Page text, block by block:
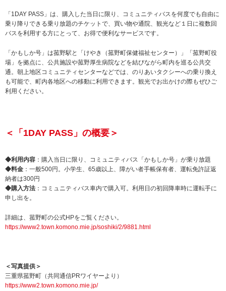
「1DAY PASS」は、購入した当日に限り、コミュニティバスを何度でも自由に
乗り降りできる乗り放題のチケットで、買い物や通院、観光など１日に複数回
バスを利用する方にとって、お得で便利なサービスです。
「かもしか号」は菰野駅と「けやき（菰野町保健福祉センター）」「菰野町役
場」を拠点に、公共施設や菰野厚生病院などを結びながら町内を巡る公共交
通。朝上地区コミュニティセンターなどでは、のりあいタクシーへの乗り換え
も可能で、町内各地区への移動に利用できます。観光でお出かけの際もぜひご
利用ください。
＜「1DAY PASS」の概要＞
◆利用内容 ：購入当日に限り、コミュニティバス「かもしか号」が乗り放題
◆料金 ：一般500円。小学生、65歳以上、障がい者手帳保有者、運転免許証返
納者は300円
◆購入方法 ：コミュニティバス車内で購入可。利用日の初回降車時に運転手に
申し出を。
詳細は、菰野町の公式HPをご覧ください。
https://www2.town.komono.mie.jp/soshiki/2/9881.html
＜写真提供＞
三重県菰野町（共同通信PRワイヤーより）
https://www2.town.komono.mie.jp/